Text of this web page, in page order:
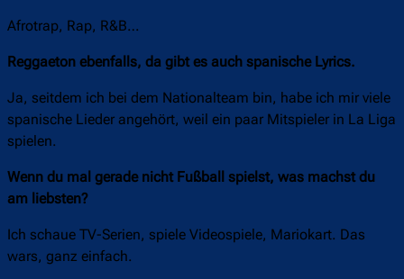
Afrotrap, Rap, R&B…
Reggaeton ebenfalls, da gibt es auch spanische Lyrics.
Ja, seitdem ich bei dem Nationalteam bin, habe ich mir viele
spanische Lieder angehört, weil ein paar Mitspieler in La Liga
spielen.
Wenn du mal gerade nicht Fußball spielst, was machst du
am liebsten?
Ich schaue TV-Serien, spiele Videospiele, Mariokart. Das
wars, ganz einfach.